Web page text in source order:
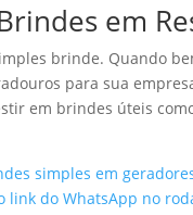
em
brinde. Quando
para sua
em brindes úteis
simples em
link do WhatsApp no